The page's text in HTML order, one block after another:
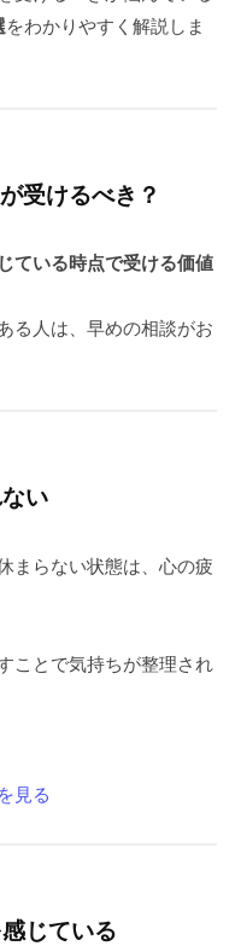
をわかりやすく解説しま
受けるべき？
ている時点で受ける価値
る人は、早めの相談がお
い
まらない状態は、心の疲
ことで気持ちが整理され
見る
じている